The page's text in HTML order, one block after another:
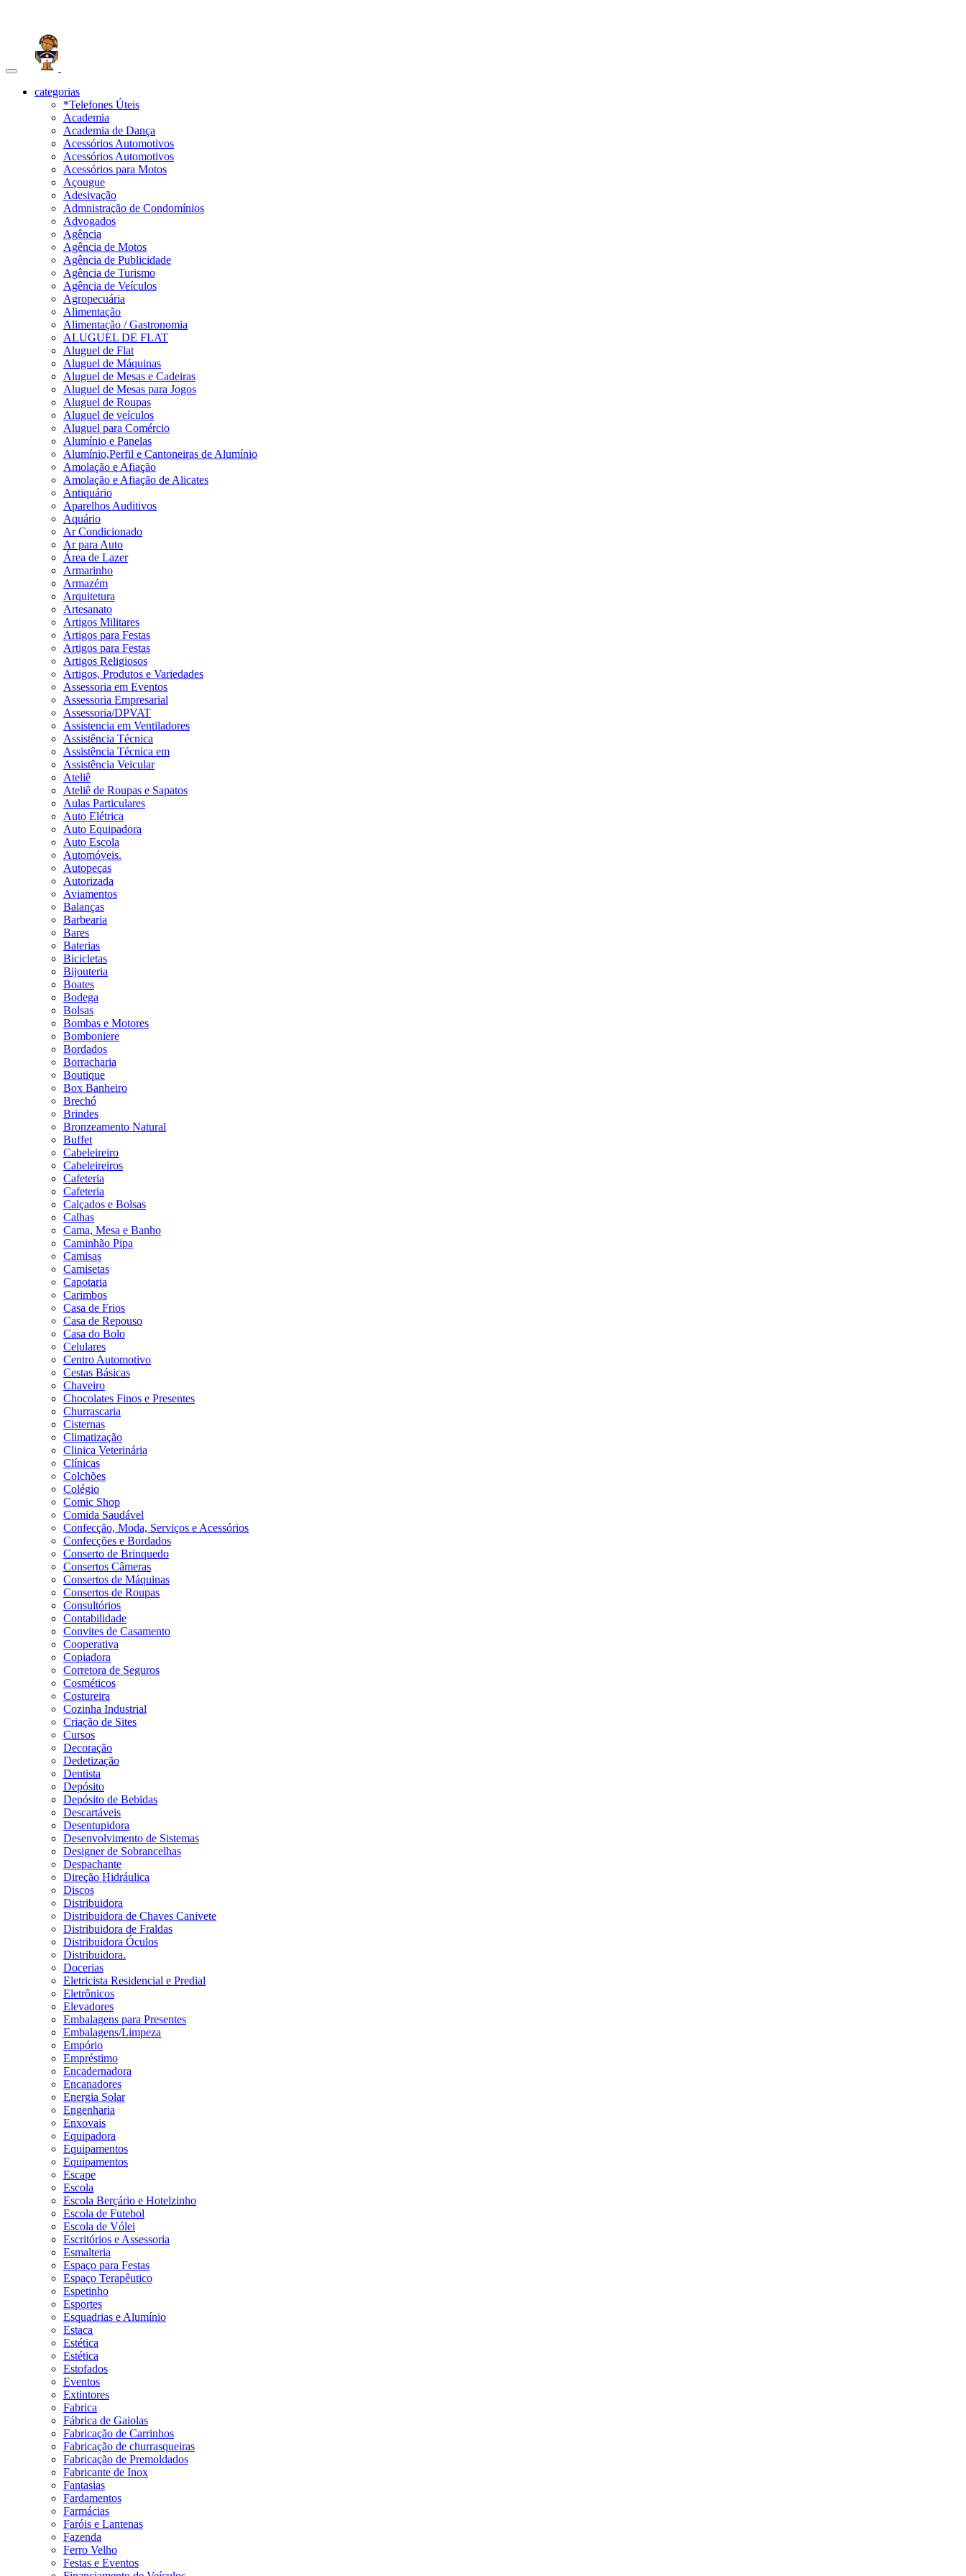
Toggle
navigationcategorias
*Telefones Úteis
Academia
Academia de Dança
Acessórios Automotivos
Acessórios Automotivos
Acessórios para Motos
Açougue
Adesivação
Admnistração de Condomínios
Advogados
Agência
Agência de Motos
Agência de Publicidade
Agência de Turismo
Agência de Veículos
Agropecuária
Alimentação
Alimentação / Gastronomia
ALUGUEL DE FLAT
Aluguel de Flat
Aluguel de Máquinas
Aluguel de Mesas e Cadeiras
Aluguel de Mesas para Jogos
Aluguel de Roupas
Aluguel de veículos
Aluguel para Comércio
Alumínio e Panelas
Alumínio,Perfil e Cantoneiras de Alumínio
Amolação e Afiação
Amolação e Afiação de Alicates
Antiquário
Aparelhos Auditivos
Aquário
Ar Condicionado
Ar para Auto
Área de Lazer
Armarinho
Armazém
Arquitetura
Artesanato
Artigos Militares
Artigos para Festas
Artigos para Festas
Artigos Religiosos
Artigos, Produtos e Variedades
Assessoria em Eventos
Assessoria Empresarial
Assessoria/DPVAT
Assistencia em Ventiladores
Assistência Técnica
Assistência Técnica em
Assistência Veicular
Ateliê
Ateliê de Roupas e Sapatos
Aulas Particulares
Auto Elétrica
Auto Equipadora
Auto Escola
Automóveis.
Autopeças
Autorizada
Aviamentos
Balanças
Barbearia
Bares
Baterias
Bicicletas
Bijouteria
Boates
Bodega
Bolsas
Bombas e Motores
Bomboniere
Bordados
Borracharia
Boutique
Box Banheiro
Brechó
Brindes
Bronzeamento Natural
Buffet
Cabeleireiro
Cabeleireiros
Cafeteria
Cafeteria
Calçados e Bolsas
Calhas
Cama, Mesa e Banho
Caminhão Pipa
Camisas
Camisetas
Capotaria
Carimbos
Casa de Frios
Casa de Repouso
Casa do Bolo
Celulares
Centro Automotivo
Cestas Básicas
Chaveiro
Chocolates Finos e Presentes
Churrascaria
Cisternas
Climatização
Clinica Veterinária
Clínicas
Colchões
Colégio
Comic Shop
Comida Saudável
Confecção, Moda, Serviços e Acessórios
Confecções e Bordados
Conserto de Brinquedo
Consertos Câmeras
Consertos de Máquinas
Consertos de Roupas
Consultórios
Contabilidade
Convites de Casamento
Cooperativa
Copiadora
Corretora de Seguros
Cosméticos
Costureira
Cozinha Industrial
Criação de Sites
Cursos
Decoração
Dedetização
Dentista
Depósito
Depósito de Bebidas
Descartáveis
Desentupidora
Desenvolvimento de Sistemas
Designer de Sobrancelhas
Despachante
Direção Hidráulica
Discos
Distribuidora
Distribuidora de Chaves Canivete
Distribuidora de Fraldas
Distribuidora Óculos
Distribuidora.
Docerias
Eletricista Residencial e Predial
Eletrônicos
Elevadores
Embalagens para Presentes
Embalagens/Limpeza
Empório
Empréstimo
Encadernadora
Encanadores
Energia Solar
Engenharia
Enxovais
Equipadora
Equipamentos
Equipamentos
Escape
Escola
Escola Berçário e Hotelzinho
Escola de Futebol
Escola de Vólei
Escritórios e Assessoria
Esmalteria
Espaço para Festas
Espaço Terapêutico
Espetinho
Esportes
Esquadrias e Alumínio
Estaca
Estética
Estética
Estofados
Eventos
Extintores
Fabrica
Fábrica de Gaiolas
Fabricação de Carrinhos
Fabricação de churrasqueiras
Fabricação de Premoldados
Fabricante de Inox
Fantasias
Fardamentos
Farmácias
Faróis e Lantenas
Fazenda
Ferro Velho
Festas e Eventos